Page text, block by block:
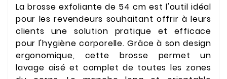
La brosse exfoliante de 54 cm est l'outil idéal
pour les revendeurs souhaitant offrir à leurs
clients une solution pratique et efficace
pour l'hygiène corporelle. Grâce à son design
ergonomique, cette brosse permet un
lavage aisé et complet de toutes les zones